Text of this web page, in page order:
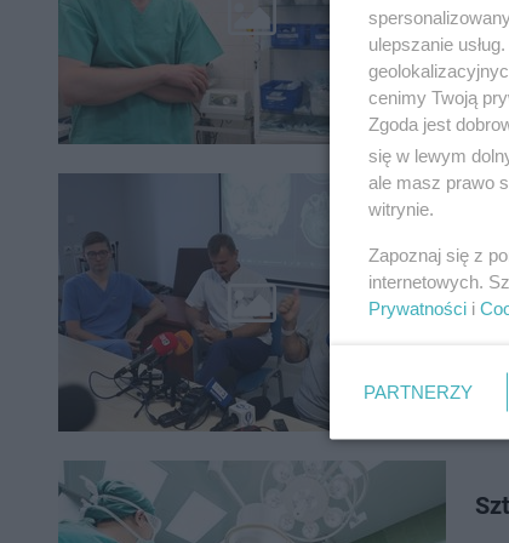
ulepszanie
cenimy Twoją
Zgoda jest
się w lewym
ale masz prawo
witrynie.
Zapoznaj się z
internetowych.
Prywatności i
PARTNERZY